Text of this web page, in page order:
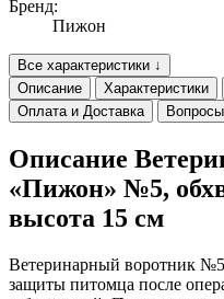
Бренд:
Пижон
Все характеристики ↓
Описание
Характеристики
Оплата и Доставка
Вопросы
Описание
«Пижон» №5,
высота 15 см
Ветеринарный воротник
защиты питомца после